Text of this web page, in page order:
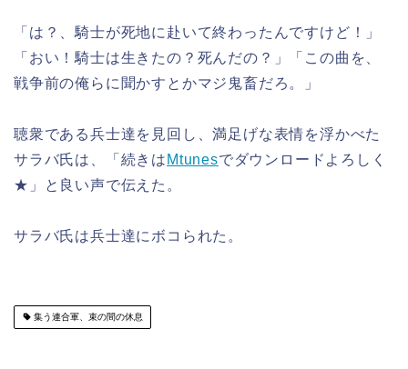
「は？、騎士が死地に赴いて終わったんですけど！」
「おい！騎士は生きたの？死んだの？」「この曲を、
戦争前の俺らに聞かすとかマジ鬼畜だろ。」
聴衆である兵士達を見回し、満足げな表情を浮かべた
サラバ氏は、「続きは Mtunesでダウンロードよろしく
★」と良い声で伝えた。
サラバ氏は兵士達にボコられた。
集う連合軍、束の間の休息